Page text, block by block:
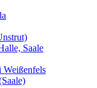
Saale
Weißenfels